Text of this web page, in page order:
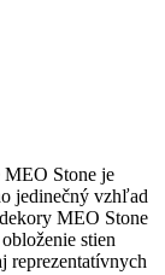
MEO Stone je
jedinečný vzhľad
MEO Stone
stien
reprezentatívnych